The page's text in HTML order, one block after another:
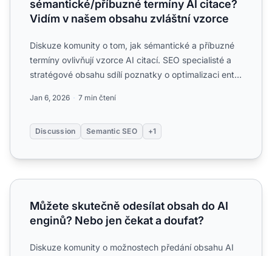
sémantické/příbuzné termíny AI citace?
Vidím v našem obsahu zvláštní vzorce
Diskuze komunity o tom, jak sémantické a příbuzné
termíny ovlivňují vzorce AI citací. SEO specialisté a
stratégové obsahu sdílí poznatky o optimalizaci entit
Jan 6, 2026 7 min čtení
Discussion Semantic SEO +1
Můžete skutečně odesílat obsah do AI enginů? Nebo jen
Můžete skutečně odesílat obsah do AI
enginů? Nebo jen čekat a doufat?
Diskuze komunity o možnostech předání obsahu AI